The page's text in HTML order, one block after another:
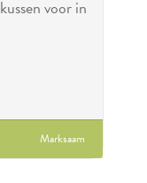
voor in
Marksaam